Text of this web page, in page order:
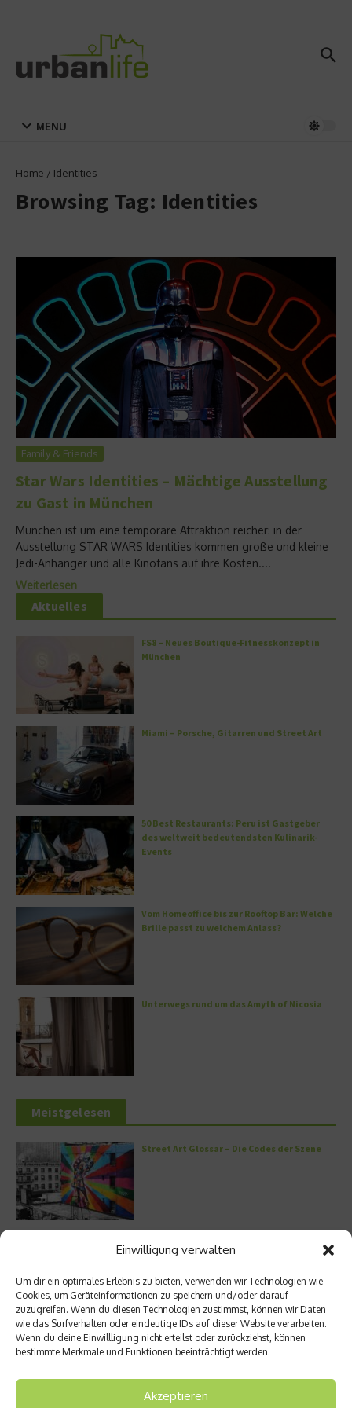
Einwilligung verwalten
Um dir ein optimales Erlebnis zu bieten, verwenden wir Technologien wie
Cookies, um Geräteinformationen zu speichern und/oder darauf
zuzugreifen. Wenn du diesen Technologien zustimmst, können wir Daten
wie das Surfverhalten oder eindeutige IDs auf dieser Website verarbeiten.
Wenn du deine Einwillligung nicht erteilst oder zurückziehst, können
bestimmte Merkmale und Funktionen beeinträchtigt werden.
Akzeptieren
MENU
Home / Identities
Browsing Tag: Identities
Family & Friends
Star Wars Identities – Mächtige Ausstellung
zu Gast in München
München ist um eine temporäre Attraktion reicher: in der
Ausstellung STAR WARS Identities kommen große und kleine
Jedi-Anhänger und alle Kinofans auf ihre Kosten....
Weiterlesen
Aktuelles
FS8 – Neues Boutique-Fitnesskonzept in
München
Miami – Porsche, Gitarren und Street Art
50 Best Restaurants: Peru ist Gastgeber
des weltweit bedeutendsten Kulinarik-
Events
Vom Homeoffice bis zur Rooftop Bar: Welche
Brille passt zu welchem Anlass?
Unterwegs rund um das Amyth of Nicosia
Meistgelesen
Street Art Glossar – Die Codes der Szene
Kann man Hunde vegan ernähren?